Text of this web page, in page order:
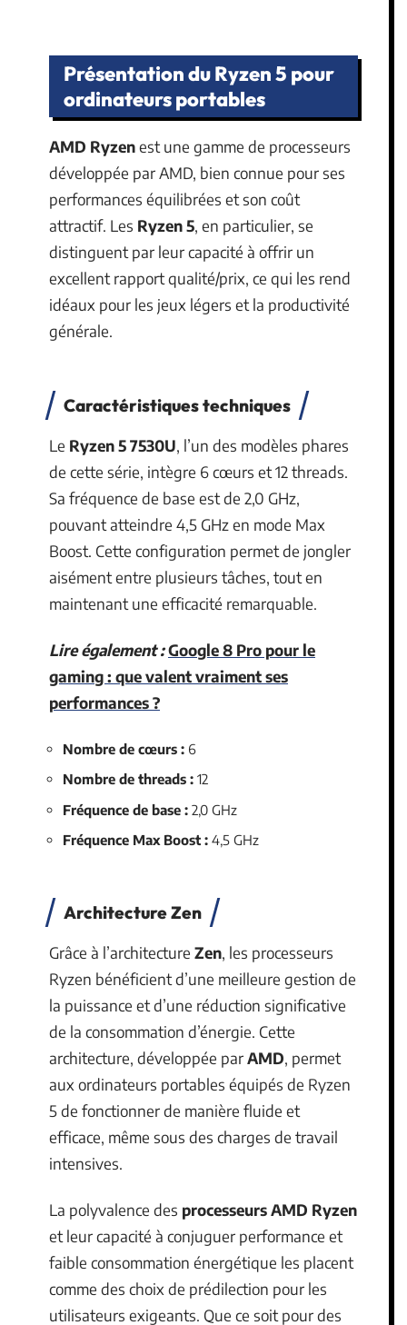
Présentation du Ryzen 5 pour
ordinateurs portables
AMD Ryzenest une gamme de processeurs
développée par AMD, bien connue pour ses
performances équilibrées et son coût
attractif. Les Ryzen 5, en particulier, se
distinguent par leur capacité à offrir un
excellent rapport qualité/prix, ce qui les rend
idéaux pour les jeux légers et la productivité
générale.
Caractéristiques techniques
Le Ryzen 5 7530U, l’un des modèles phares
de cette série, intègre 6 cœurs et 12 threads.
Sa fréquence de base est de 2,0 GHz,
pouvant atteindre 4,5 GHz en mode Max
Boost. Cette configuration permet de jongler
aisément entre plusieurs tâches, tout en
maintenant une efficacité remarquable.
Lire également :Google 8 Pro pour le
gaming : que valent vraiment ses
performances ?
Nombre de cœurs : 6
Nombre de threads : 12
Fréquence de base : 2,0 GHz
Fréquence Max Boost : 4,5 GHz
Architecture Zen
Grâce à l’architecture Zen, les processeurs
Ryzen bénéficient d’une meilleure gestion de
la puissance et d’une réduction significative
de la consommation d’énergie. Cette
architecture, développée parAMD, permet
aux ordinateurs portables équipés de Ryzen
5 de fonctionner de manière fluide et
efficace, même sous des charges de travail
intensives.
La polyvalence des processeurs AMD Ryzen
et leur capacité à conjuguer performance et
faible consommation énergétique les placent
comme des choix de prédilection pour les
utilisateurs exigeants. Que ce soit pour des